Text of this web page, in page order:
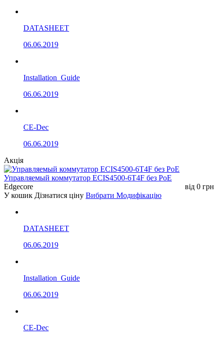
DATASHEET
06.06.2019
Installation_Guide
06.06.2019
CE-Dec
06.06.2019
Акція
Управляемый коммутатор ECIS4500-6T4F без РоЕ
Edgecore
від 0 грн
У кошик Дізнатися ціну Вибрати Модифікацію
DATASHEET
06.06.2019
Installation_Guide
06.06.2019
CE-Dec